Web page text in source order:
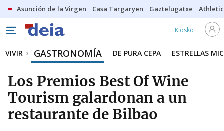
Asunción de la Virgen Casa Targaryen Gaztelugatxe Athletic
Kiosko
VIVIR GASTRONOMÍA DE PURA CEPA ESTRELLAS
Los Premios Best Of Wine
Tourism galardonan a un
restaurante de Bilbao